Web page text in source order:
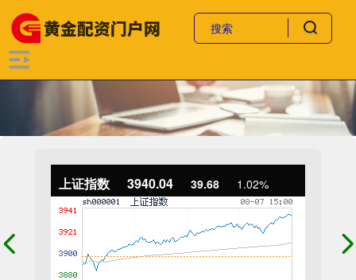
上证指数 3940.04 39.68 1.02%